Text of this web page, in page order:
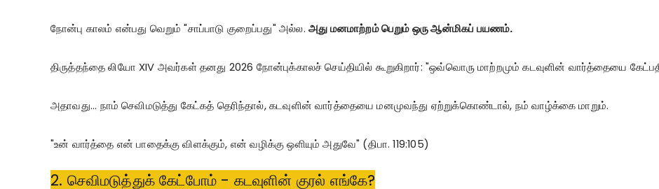
நோன்பு காலம் என்பது வெறும் "சாப்பாடு குறைப்பது" அல்ல. அது மனமாற்றம் பெறும் ஒரு ஆன்மிகப் பயணம்.
திருத்தந்தை லியோ XIV அவர்கள் தனது 2026 நோன்புக்காலச் செய்தியில் கூறுகிறார்: "ஒவ்வொரு மாற்றமும் கடவுளின் வார்த்தையை
அதாவது... நாம் செவிமடுத்து கேட்கத் தெரிந்தால், கடவுளின் வார்த்தையை மனமுவந்து ஏற்றுக்கொண்டால், நம் வாழ்க்கை மாறும்.
"உன் வார்த்தை என் பாதைக்கு விளக்கும், என் வழிக்கு ஒளியும் அதுவே" (திபா. 119:105)
2. செவிமடுத்துக் கேட்போம் - கடவுளின் குரல் எங்கே?